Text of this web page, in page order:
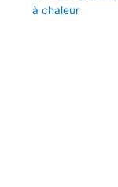
à chaleur